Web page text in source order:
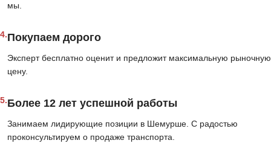
мы.
4.Покупаем дорого
Эксперт бесплатно оценит и предложит максимальную рыночную
цену.
5.Более 12 лет успешной работы
Занимаем лидирующие позиции в Шемурше. С радостью
проконсультируем о продаже транспорта.